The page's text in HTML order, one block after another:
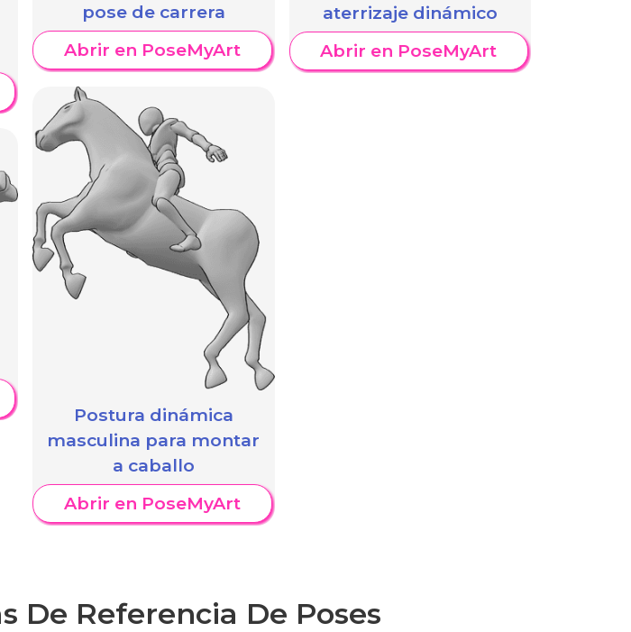
pose de carrera
Abrir en PoseMyArt
Postura dinámica
masculina para montar
a caballo
Abrir en PoseMyArt
aterrizaje dinámico
Abrir en PoseMyArt
De Referencia De Poses